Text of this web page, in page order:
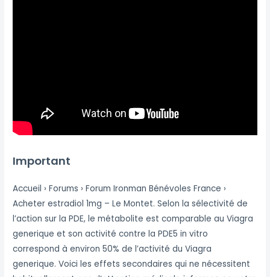
Important
Accueil › Forums › Forum Ironman Bénévoles France ›
Acheter estradiol 1mg – Le Montet. Selon la sélectivité de
l’action sur la PDE, le métabolite est comparable au Viagra
generique et son activité contre la PDE5 in vitro
correspond à environ 50% de l’activité du Viagra
generique. Voici les effets secondaires qui ne nécessitent